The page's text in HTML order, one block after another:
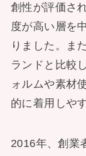
創性が評価さ
度が高い層を
りました。ま
ランドと比較
ォルムや素材
的に着用しや
2016年、創業